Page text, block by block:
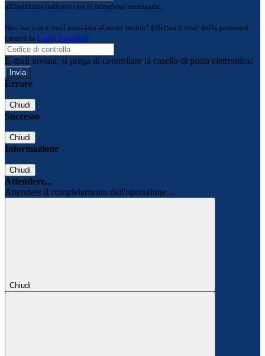
all'indirizzo indicato con le istruzioni necessarie.
Non hai una e-mail associata al nome utente? Effettua il reset della password
tramite la Login Spaggiari
E-mail inviata, si prega di controllare la casella di posta elettronica!
Errore
Chiudi
Successo
Chiudi
Informazione
Chiudi
Attendere...
Attendere il completamento dell'operazione...
Chiudi